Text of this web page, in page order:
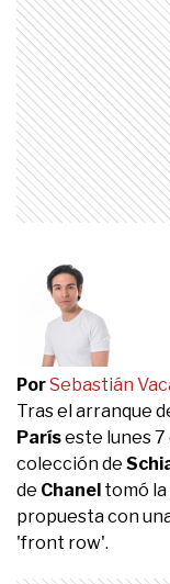
PorSebastián
Tras el arranque
Paríseste lunes 7
colección de
de Chanel tomó
propuesta con
'front row'.